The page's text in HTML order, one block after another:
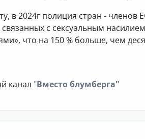
в 2024г полиция стран - членов
с сексуальным
что на 150 % больше, чем
канал "Вместо блумберга"